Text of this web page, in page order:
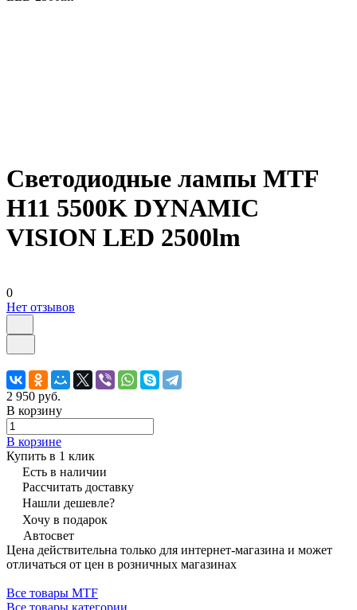
Светодиодные лампы MTF
H11 5500K DYNAMIC
VISION LED 2500lm
0
Нет отзывов
2 950 руб.
В корзину
В корзине
Купить в 1 клик
Есть в наличии
Рассчитать доставку
Нашли дешевле?
Хочу в подарок
Автосвет
Цена действительна только для интернет-магазина и может
отличаться от цен в розничных магазинах
Все товары MTF
Все товары категории